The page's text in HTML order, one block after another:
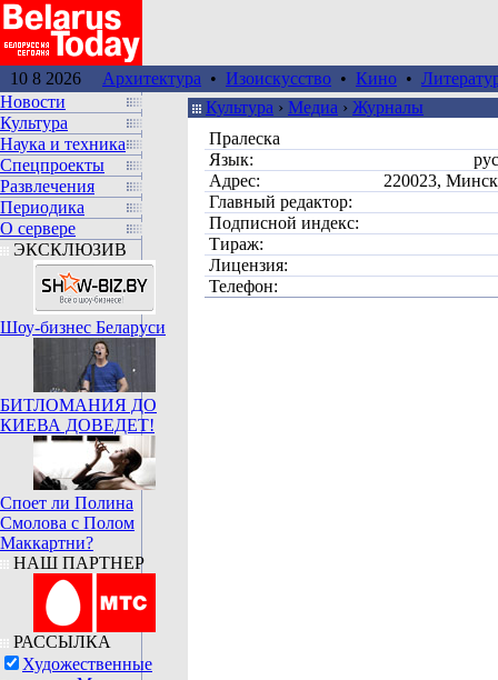
10 8 2026 Архитектура • Изоискусство • Кино •
Новости
Культура
Наука и техника
Спецпроекты
Развлечения
Периодика
О сервере
ЭКСКЛЮЗИВ
Шоу-бизнес Беларуси
БИТЛОМАНИЯ ДО
КИЕВА ДОВЕДЕТ!
Споет ли Полина
Смолова с Полом
Маккартни?
НАШ ПАРТНЕР
РАССЫЛКА
Художественные
Культура › Медиа › Журналы
Пралеска
Язык:
Адрес:
220023,
Главный редактор:
Подписной индекс:
Тираж:
Лицензия:
Телефон: